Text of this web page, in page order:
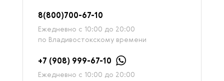
8(800)700-67-10
Ежедневно с 10:00 до 20:00
по Владивостокскому времени
+7 (908) 999-67-10
Ежедневно с 10:00 до 20:00